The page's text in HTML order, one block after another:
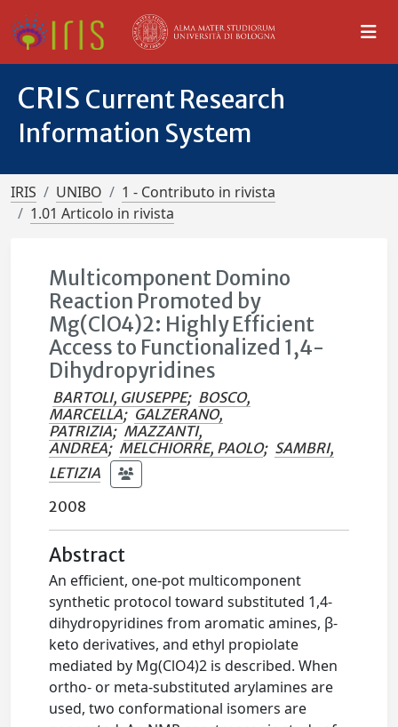
CRIS Current Research
Information System
IRIS UNIBO
1 - Contributo in rivista
1.01 Articolo in rivista
Multicomponent Domino
Reaction Promoted by
Mg(ClO4)2: Highly Efficient
Access to Functionalized 1,4-
Dihydropyridines
BARTOLI, GIUSEPPE; BOSCO,
MARCELLA; GALZERANO,
PATRIZIA; MAZZANTI,
ANDREA; MELCHIORRE, PAOLO; SAMBRI,
LETIZIA
2008
Abstract
An efficient, one-pot multicomponent
synthetic protocol toward substituted 1,4-
dihydropyridines from aromatic amines, β-
keto derivatives, and ethyl propiolate
mediated by Mg(ClO4)2 is described. When
ortho- or meta-substituted arylamines are
used, two conformational isomers are